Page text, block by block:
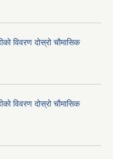
विवरण दोस्रो चौमासिक
विवरण दोस्रो चौमासिक